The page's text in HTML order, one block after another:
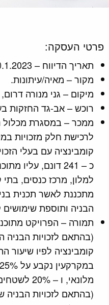
פרטי העסקה:
תאריך הדיווח – 10.1.2023.
מקור – מאיה/עיתונות.
מיקום – גני מנורה
רוכש – אב-גד החזקות
ממכר – במסגרת
לרכישת חלק מזכויות
קומבינציה עם בעלי
כ – 241 דונם,
למלון, מרכז כנסים,
מתכננת לאשר תכנית
הבניה ותוספת שימושים
תמורה – הפרויקט
(בהתאם לזכויות
קומבינציה לפיו שיעור
מלונאי, ו
(בהתאם לזכויות הבניה